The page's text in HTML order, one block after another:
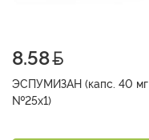
8.58
ЭСПУМИЗАН (капс. 40 мг
№25х1)